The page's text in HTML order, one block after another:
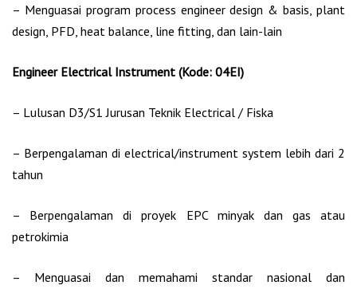
– Menguasai program process engineer design & basis, plant
design, PFD, heat balance, line fitting, dan lain-lain
Engineer Electrical Instrument (Kode: 04EI)
– Lulusan D3/S1 Jurusan Teknik Electrical / Fiska
– Berpengalaman di electrical/instrument system lebih dari 2
tahun
– Berpengalaman di proyek EPC minyak dan gas atau
petrokimia
– Menguasai dan memahami standar nasional dan